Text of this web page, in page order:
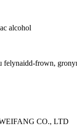
alcohol
felynaidd-frown,
CO., LTD